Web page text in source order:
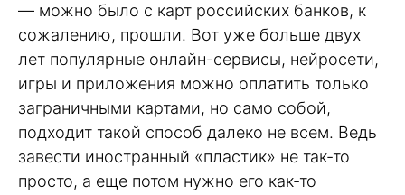
— можно было с карт российских банков, к
сожалению, прошли. Вот уже больше двух
лет популярные онлайн-сервисы, нейросети,
игры и приложения можно оплатить только
заграничными картами, но само собой,
подходит такой способ далеко не всем. Ведь
завести иностранный «пластик» не так-то
просто, а еще потом нужно его как-то